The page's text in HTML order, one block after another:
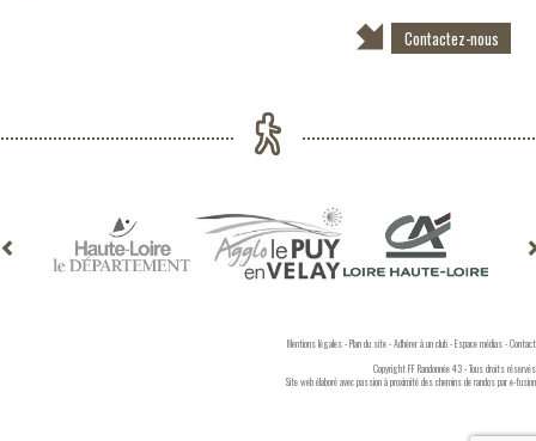
Contactez-nous
Mentions légales-Plan du site-Adhérer à un club-Espace médias-Contact
Copyright FF Randonnée 43 - Tous droits réservés
Site web élaboré avec passion à proximité des chemins de randos pare-fusion